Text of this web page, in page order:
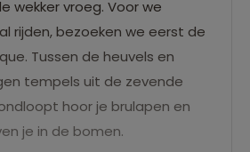
wekker vroeg. Voor we
rijden, bezoeken we eerst de
Tussen de heuvels en
tempels uit de zevende
hoor je brulapen en
je in de bomen.